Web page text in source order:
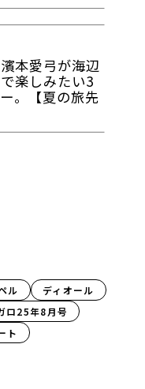
本愛弓が海辺
楽しみたい3
。【夏の旅先
ル
ディオール
ロ25年8月号
ト